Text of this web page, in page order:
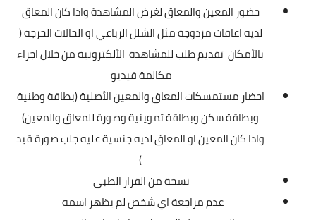
حضور المعين والمعاق لغرض المشاهدة واذا كان المعاق
لديه اعاقات مزدوجة مثل الشلل الرباعي او الحالات الحرجة (
بالأمكان تقديم طلب للمشاهدة الألكترونية من خلال اجراء
مكالمة فيديو
احضار مستمسكات المعاق والمعين الأصلية (بطاقة وطنية
وبطاقة سكن وبطاقة تموينية وصورة للمعاق والمعين)
واذا كان المعين او المعاق لديه جنسية عليه جلب صورة قيد
)
نسخة من القرار الطبي
عدم مراجعة اي شخص لم يظهر اسمه